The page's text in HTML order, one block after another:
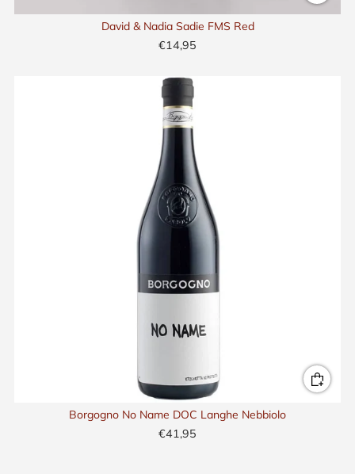
David & Nadia Sadie FMS Red
€14,95
Borgogno No Name DOC Langhe Nebbiolo
€41,95